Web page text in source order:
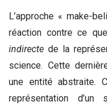
L’approche « make-
réaction contre ce
indirecte de la
science. Cette
une entité abstraite.
représentation